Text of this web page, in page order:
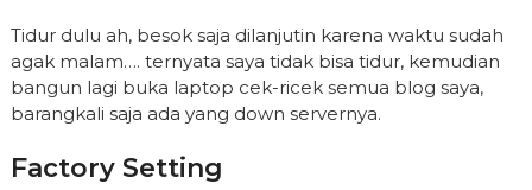
Tidur dulu ah, besok saja dilanjutin karena waktu sudah
agak malam…. ternyata saya tidak bisa tidur, kemudian
bangun lagi buka laptop cek-ricek semua blog saya,
barangkali saja ada yang down servernya.
Factory Setting